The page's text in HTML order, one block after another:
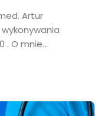
Artur
. O mnie...